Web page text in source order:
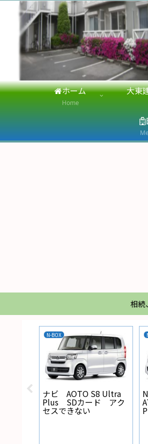
ホーム
Home
大東
相続
N-BOX
ナビ AOTO S8 Ultra
Plus SDカード アク
セスできない